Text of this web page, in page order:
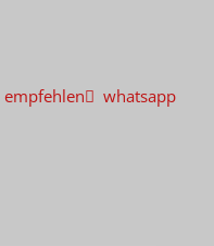
empfehlen whatsapp